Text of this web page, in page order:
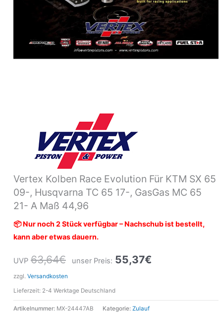
Vertex Kolben Race Evolution Für KTM SX 65
09-, Husqvarna TC 65 17-, GasGas MC 65
21- A Maß 44,96
📦 Nur noch 2 Stück verfügbar – Nachschub ist bestellt,
kann aber etwas dauern.
UVP 63,64€ unser Preis: 55,37€
zzgl. Versandkosten
Lieferzeit: 2-4 Werktage Deutschland
Artikelnummer: MX-24447AB Kategorie: Zulauf
GasGas
MC